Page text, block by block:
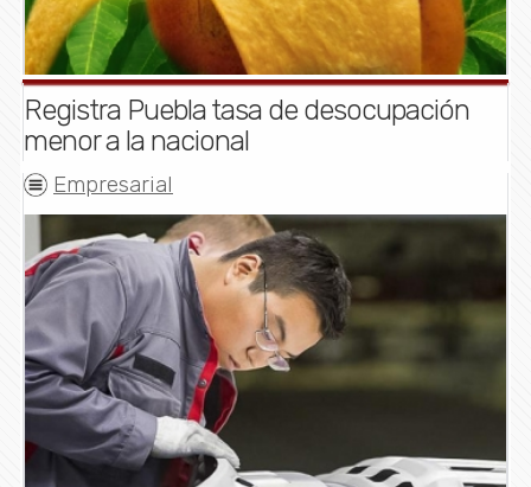
Registra Puebla tasa de desocupación
menor a la nacional
Empresarial